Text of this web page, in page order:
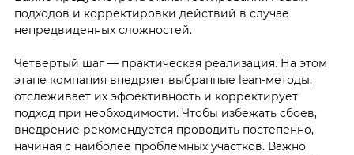
подходов и корректировки действий в случае
непредвиденных сложностей.
Четвертый шаг — практическая реализация. На этом
этапе компания внедряет выбранные lean-методы,
отслеживает их эффективность и корректирует
подход при необходимости. Чтобы избежать сбоев,
внедрение рекомендуется проводить постепенно,
начиная с наиболее проблемных участков. Важно